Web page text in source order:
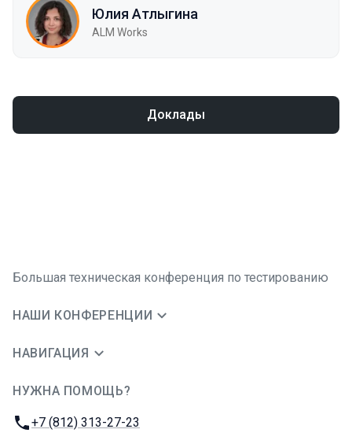
Юлия Атлыгина
ALM Works
Доклады
Большая техническая конференция по тестированию
НАШИ КОНФЕРЕНЦИИ
НАВИГАЦИЯ
НУЖНА ПОМОЩЬ?
Телефон:
+7 (812) 313-27-23